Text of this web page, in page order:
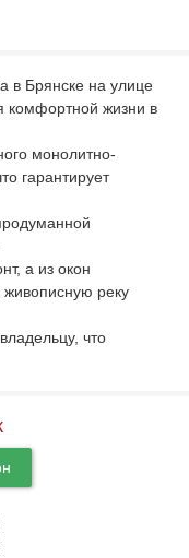
в Брянске на улице
комфортной жизни в
монолитно-
гарантирует
а из окон
живописную реку
что